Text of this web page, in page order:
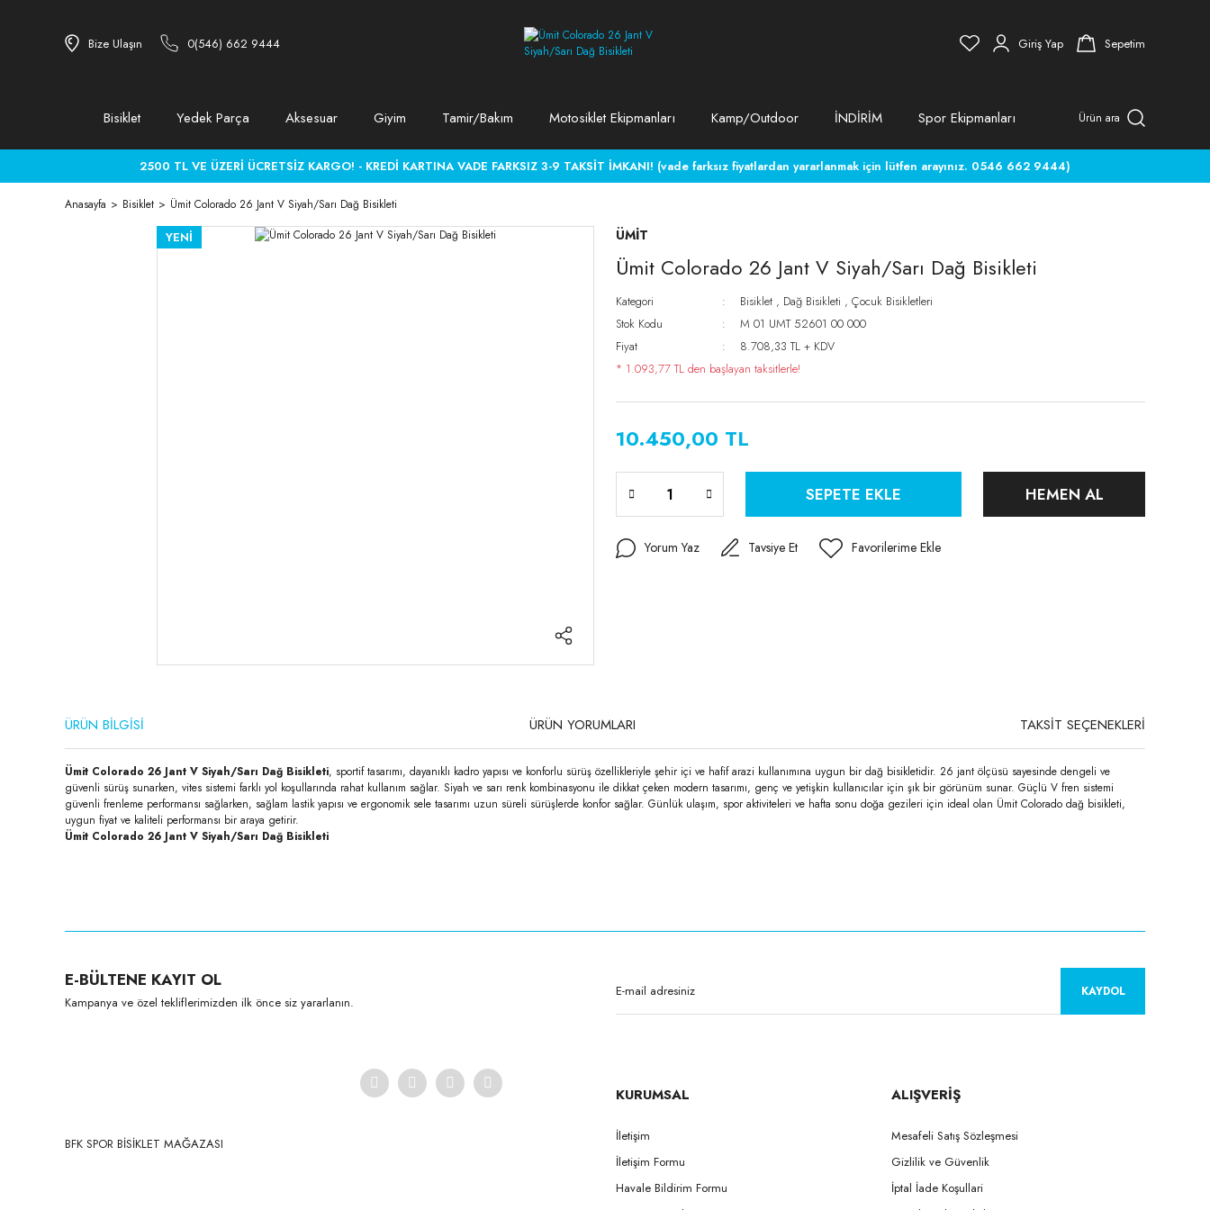
Bize Ulaşın 0(546) 662 9444 Giriş Yap Sepetim
Bisiklet Yedek Parça Aksesuar Giyim Tamir/Bakım Motosiklet Ekipmanları Kamp/Outdoor İNDİRİM Spor Ekipmanları Ürün ara
2500 TL VE ÜZERİ ÜCRETSİZ KARGO! - KREDİ KARTINA VADE FARKSIZ 3-9 TAKSİT İMKANI! (vade farksız fiyatlardan yararlanmak için lütfen arayınız. 0546 662 9444)
Anasayfa Bisiklet Ümit Colorado 26 Jant V Siyah/Sarı Dağ Bisikleti
YENİ ÜMİT
Ümit Colorado 26 Jant V Siyah/Sarı Dağ Bisikleti
Kategori Bisiklet , Dağ Bisikleti , Çocuk Bisikletleri
Stok Kodu
M 01 UMT 52601 00 000
Fiyat
8.708,33 TL + KDV
* 1.093,77 TL den başlayan taksitlerle!
10.450,00 TL
SEPETE EKLE HEMEN AL
Yorum Yaz Tavsiye Et
ÜRÜN BİLGİSİ ÜRÜN YORUMLARI TAKSİT SEÇENEKLERİ
Ümit Colorado 26 Jant V Siyah/Sarı Dağ Bisikleti, sportif tasarımı, dayanıklı kadro yapısı ve konforlu sürüş özellikleriyle şehir içi ve hafif arazi kullanımına uygun bir dağ bisikletidir. 26 jant ölçüsü sayesinde dengeli ve
güvenli sürüş sunarken, vites sistemi farklı yol koşullarında rahat kullanım sağlar. Siyah ve sarı renk kombinasyonu ile dikkat çeken modern tasarımı, genç ve yetişkin kullanıcılar için şık bir görünüm sunar. Güçlü V fren sistemi
güvenli frenleme performansı sağlarken, sağlam lastik yapısı ve ergonomik sele tasarımı uzun süreli sürüşlerde konfor sağlar. Günlük ulaşım, spor aktiviteleri ve hafta sonu doğa gezileri için ideal olan Ümit Colorado dağ bisikleti,
uygun fiyat ve kaliteli performansı bir araya getirir.
Ümit Colorado 26 Jant V Siyah/Sarı Dağ Bisikleti
E-BÜLTENE KAYIT OL
Kampanya ve özel tekliflerimizden ilk önce siz yararlanın.
KAYDOL
BFK SPOR BİSİKLET MAĞAZASI
KURUMSAL
İletişim
İletişim Formu
Havale Bildirim Formu
ALIŞVERİŞ
Mesafeli Satış Sözleşmesi
Gizlilik ve Güvenlik
İptal İade Koşullari